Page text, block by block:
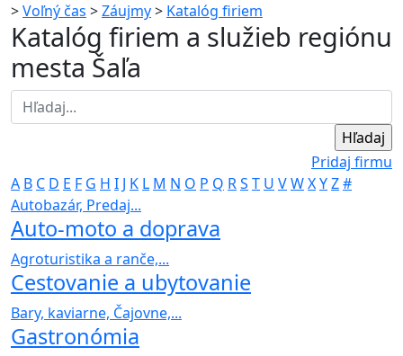
>Voľný čas >Záujmy> Katalóg firiem
Katalóg firiem a služieb regiónu
mesta Šaľa
Pridaj firmu
A B C D E F G H I J K L M N O P Q RS T U VWXYZ#
Autobazár, Predaj...
Auto-moto a doprava
Agroturistika a ranče,...
Cestovanie a ubytovanie
Bary, kaviarne, Čajovne,...
Gastronómia